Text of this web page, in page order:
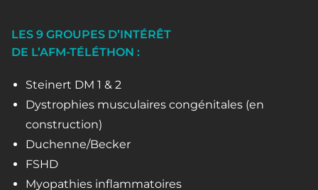
LES 9 GROUPES D’INTÉRÊT
DE L’AFM-TÉLÉTHON :
Steinert DM 1 & 2
Dystrophies musculaires congénitales (en
construction)
Duchenne/Becker
FSHD
Myopathies inflammatoires